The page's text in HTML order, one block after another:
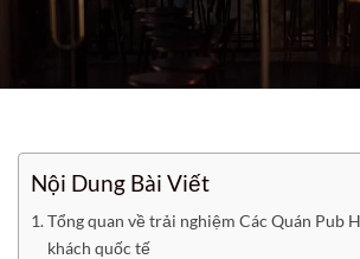
Nội Dung Bài Viết
Tổng quan về trải nghiệm Các Quán Pub
khách quốc tế